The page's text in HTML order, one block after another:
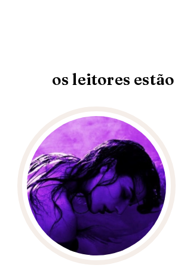
os leitores estão